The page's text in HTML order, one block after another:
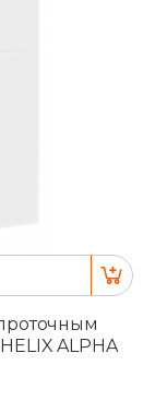
ALPHA